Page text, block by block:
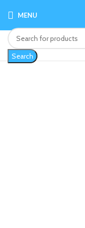
MENU
Search